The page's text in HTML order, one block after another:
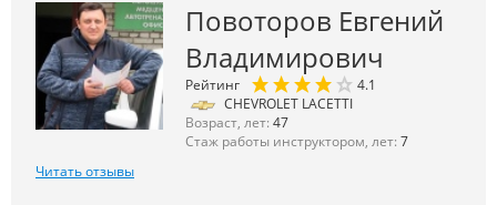
Повоторов Евгений
Владимирович
Рейтинг
4.1
CHEVROLET LACETTI
Возраст, лет: 47
Стаж работы инструктором, лет: 7
Читать отзывы